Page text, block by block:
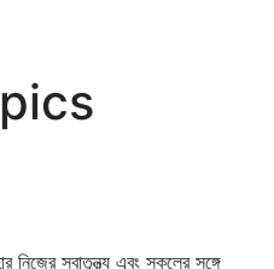
নিজের স্বাতন্ত্র্য এবং সকলের সঙ্গে